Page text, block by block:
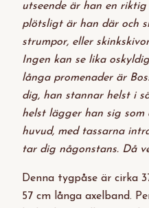
utseende är han en
plötsligt är han där och
strumpor, eller
Ingen kan se lika
långa promenader är
dig, han stannar helst i
helst lägger han sig
huvud, med tassarna
tar dig någonstans. Då
Denna tygpåse är cirka
57 cm långa axelband.